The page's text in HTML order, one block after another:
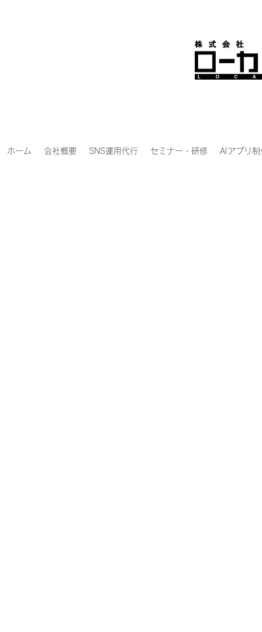
ホーム 会社概要 SNS運用代行 セミナー・研修 AIアプリ制